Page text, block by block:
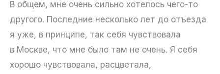
В общем, мне очень сильно хотелось чего-то
другого. Последние несколько лет до отъезда
я уже, в принципе, так себя чувствовала
в Москве, что мне было там не очень. Я себя
хорошо чувствовала, расцветала,